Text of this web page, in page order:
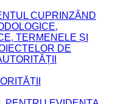
CUPRINZÂND
TERMENELE ȘI
DE